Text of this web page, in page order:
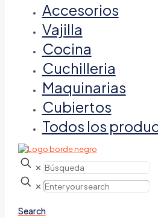
Accesorios
Vajilla
Cocina
Cuchilleria
Maquinarias
Cubiertos
Todos los
✕
✕
Search